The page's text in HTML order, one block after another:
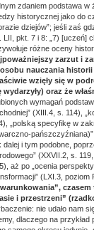
zdaniem podstawa w
historycznej jako do
dziejów”; jeśli zaś
LII, pkt. 7 i 8: „7) [uczeń]
różne oceny
zarzut i
nauczania
wzięły się w
wydarzyły) oraz że
wymagań
(XIII.4, s. 114),
„polską specyfikę w
dalej i tym podobne,
(XXVII.2, s.
aż po „ocenia
(LXI.3,
i przestrzeni”
nie udało nam
dlaczego na